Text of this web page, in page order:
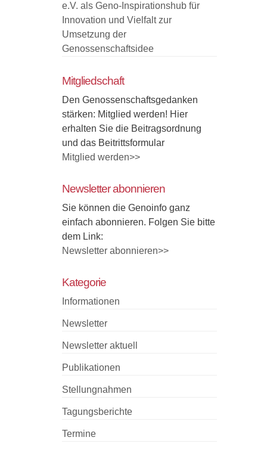
e.V. als Geno-Inspirationshub für
Innovation und Vielfalt zur
Umsetzung der
Genossenschaftsidee
Mitgliedschaft
Den Genossenschaftsgedanken
stärken: Mitglied werden! Hier
erhalten Sie die Beitragsordnung
und das Beitrittsformular
Mitglied werden>>
Newsletter abonnieren
Sie können die Genoinfo ganz
einfach abonnieren. Folgen Sie bitte
dem Link:
Newsletter abonnieren>>
Kategorie
Informationen
Newsletter
Newsletter aktuell
Publikationen
Stellungnahmen
Tagungsberichte
Termine